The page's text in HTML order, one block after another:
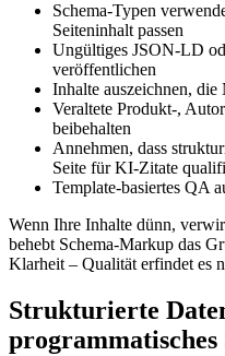
Schema‑Typen
Seiteninhalt passen
Ungültiges JSON‑LD
veröffentlichen
Inhalte auszeichnen, die
Veraltete Produkt‑,
beibehalten
Annehmen, dass
Seite für KI‑Zitate
Template‑basiertes QA
Wenn Ihre Inhalte dünn,
behebt Schema‑Markup das
Klarheit – Qualität erfindet es
Strukturierte
programmatisches